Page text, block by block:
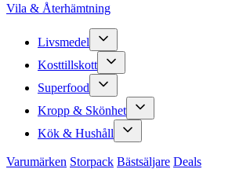
Vila & Återhämtning
Livsmedel
Kosttillskott
Superfood
Kropp & Skönhet
Kök & Hushåll
Varumärken Storpack Bästsäljare Deals